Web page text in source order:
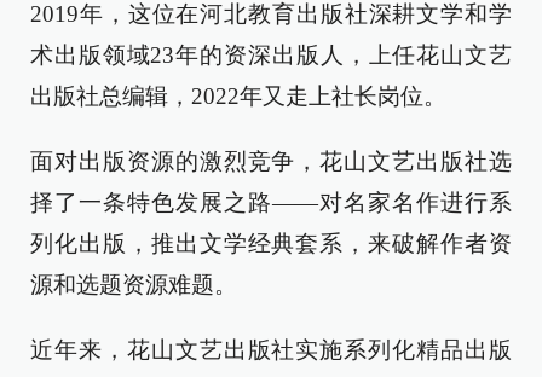
2019年，这位在河北教育出版社深耕文学和学
术出版领域23年的资深出版人，上任花山文艺
出版社总编辑，2022年又走上社长岗位。
面对出版资源的激烈竞争，花山文艺出版社选
择了一条特色发展之路——对名家名作进行系
列化出版，推出文学经典套系，来破解作者资
源和选题资源难题。
近年来，花山文艺出版社实施系列化精品出版